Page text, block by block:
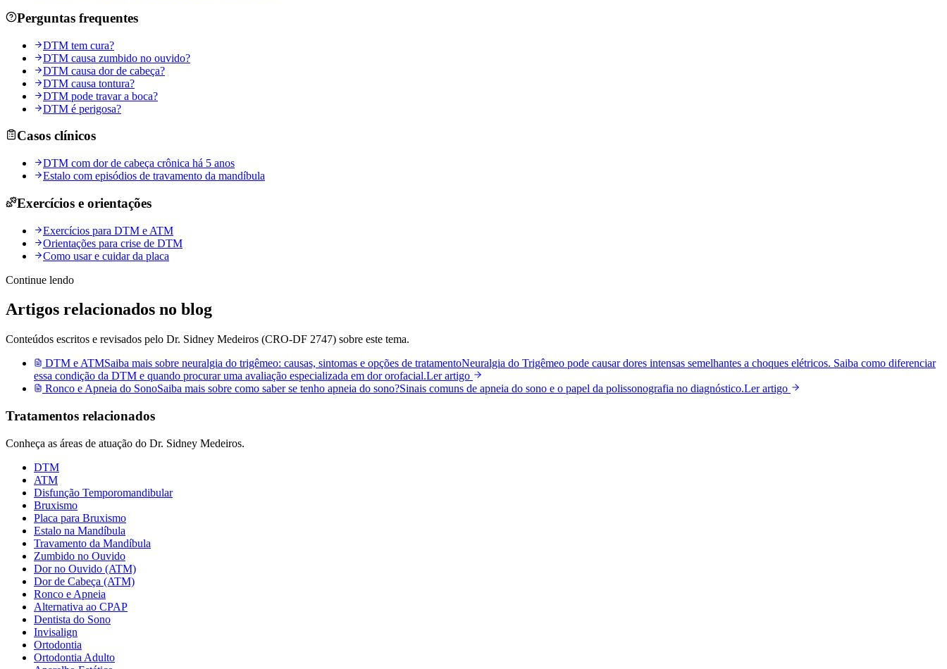
Perguntas frequentes
DTM tem cura?
DTM causa zumbido no ouvido?
DTM causa dor de cabeça?
DTM causa tontura?
DTM pode travar a boca?
DTM é perigosa?
Casos clínicos
DTM com dor de cabeça crônica há 5 anos
Estalo com episódios de travamento da mandíbula
Exercícios e orientações
Exercícios para DTM e ATM
Orientações para crise de DTM
Como usar e cuidar da placa
Continue lendo
Artigos relacionados no blog
Conteúdos escritos e revisados pelo Dr. Sidney Medeiros (CRO-DF 2747) sobre este tema.
DTM e ATMSaiba mais sobre neuralgia do trigêmeo: causas, sintomas e opções de tratamentoNeuralgia do Trigêmeo pode causar dores intensas semelhantes a choques elétricos. Saiba como diferenciar
essa condição da DTM e quando procurar uma avaliação especializada em dor orofacial.Ler artigo
Ronco e Apneia do SonoSaiba mais sobre como saber se tenho apneia do sono?Sinais comuns de apneia do sono e o papel da polissonografia no diagnóstico.Ler artigo
Tratamentos relacionados
Conheça as áreas de atuação do Dr. Sidney Medeiros.
DTM
ATM
Disfunção Temporomandibular
Bruxismo
Placa para Bruxismo
Estalo na Mandíbula
Travamento da Mandíbula
Zumbido no Ouvido
Dor no Ouvido (ATM)
Dor de Cabeça (ATM)
Ronco e Apneia
Alternativa ao CPAP
Dentista do Sono
Invisalign
Ortodontia
Ortodontia Adulto